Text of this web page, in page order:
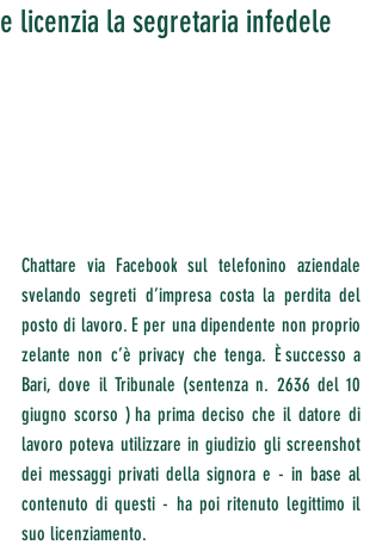
e licenzia la segretaria infedele
Chattare via Facebook sul telefonino aziendale
svelando segreti d’impresa costa la perdita del
posto di lavoro. E per una dipendente non proprio
zelante non c’è privacy che tenga. È successo a
Bari, dove il Tribunale (sentenza n. 2636 del 10
giugno scorso ) ha prima deciso che il datore di
lavoro poteva utilizzare in giudizio gli screenshot
dei messaggi privati della signora e - in base al
contenuto di questi - ha poi ritenuto legittimo il
suo licenziamento.